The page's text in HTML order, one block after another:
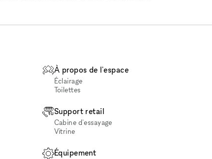
À propos de l'espace
Éclairage
Toilettes
Support retail
Cabine d'essayage
Vitrine
Équipement